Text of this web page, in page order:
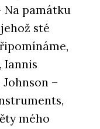
Na památku
jehož sté
Iannis
–
mého